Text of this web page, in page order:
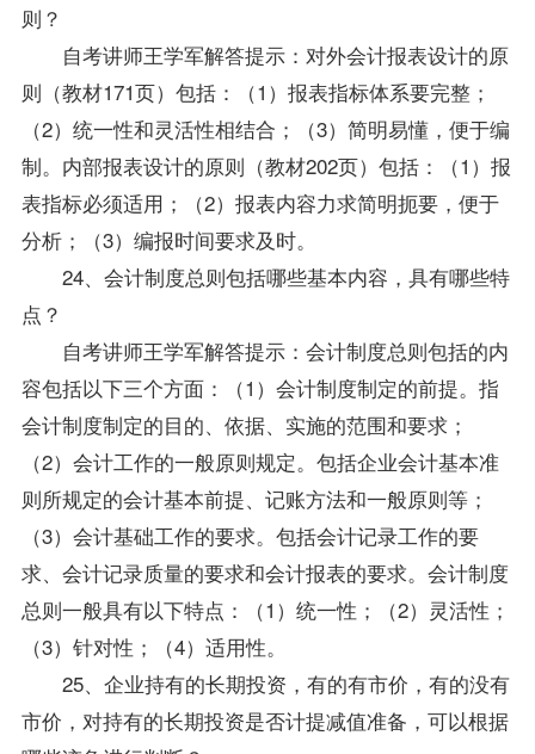
则？
自考讲师王学军解答提示：对外会计报表设计的原
则（教材171页）包括：（1）报表指标体系要完整；
（2）统一性和灵活性相结合；（3）简明易懂，便于编
制。内部报表设计的原则（教材202页）包括：（1）报
表指标必须适用；（2）报表内容力求简明扼要，便于
分析；（3）编报时间要求及时。
24、会计制度总则包括哪些基本内容，具有哪些特
点？
自考讲师王学军解答提示：会计制度总则包括的内
容包括以下三个方面：（1）会计制度制定的前提。指
会计制度制定的目的、依据、实施的范围和要求；
（2）会计工作的一般原则规定。包括企业会计基本准
则所规定的会计基本前提、记账方法和一般原则等；
（3）会计基础工作的要求。包括会计记录工作的要
求、会计记录质量的要求和会计报表的要求。会计制度
总则一般具有以下特点：（1）统一性；（2）灵活性；
（3）针对性；（4）适用性。
25、企业持有的长期投资，有的有市价，有的没有
市价，对持有的长期投资是否计提减值准备，可以根据